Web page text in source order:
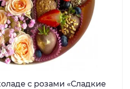
с розами «Сладкие